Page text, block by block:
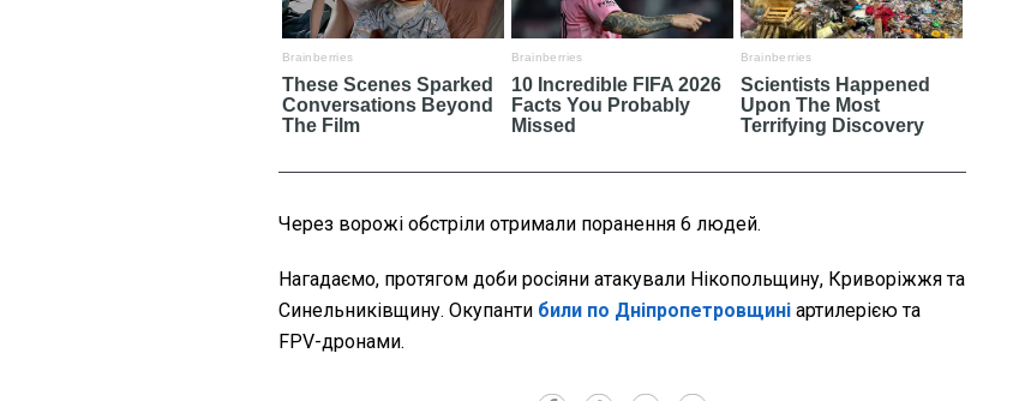
Через ворожі обстріли отримали поранення 6 людей.
Нагадаємо, протягом доби росіяни атакували Нікопольщину, Криворіжжя та
Синельниківщину. Окупанти били по Дніпропетровщині артилерією та
FPV-дронами.